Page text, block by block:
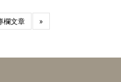
欄文章 »